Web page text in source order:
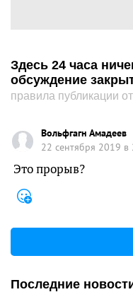
Здесь 24 часа
обсуждение
правила публикации
Вольфгагн Амадеев
22 сентября 2019 в
Это прорыв?
Последние